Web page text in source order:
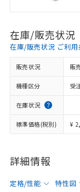
在庫/販売状況
在庫/販売状況 ご利用
販売状況 販
機種区分 受
在庫状況
標準価格(税別) ¥
詳細情報
定格/性能 特性図